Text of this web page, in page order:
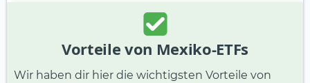
Vorteile von Mexiko-ETFs
Wir haben dir hier die wichtigsten Vorteile von